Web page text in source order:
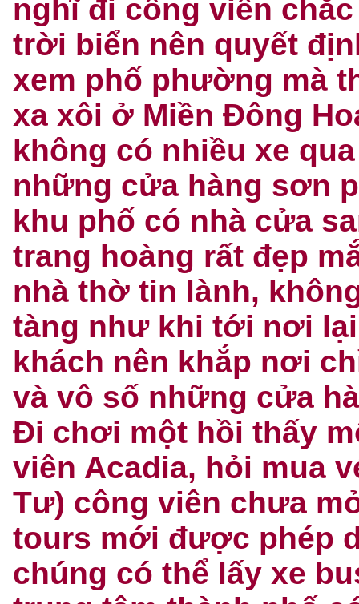
nghĩ đi công viên
trời biển nên quyết
xem phố phường mà
xa xôi ở Miền Đông
không có nhiều xe
những cửa hàng sơn
khu phố có nhà cửa
trang hoàng rất đẹp
nhà thờ tin lành,
tàng như khi tới nơi
khách nên khắp nơi
và vô số những cửa
Đi chơi một hồi thấy
viên Acadia, hỏi mua
Tư) công viên chưa
tours mới được phép
chúng có thể lấy xe